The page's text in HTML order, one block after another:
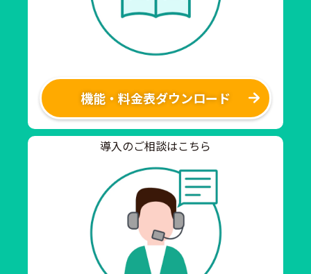
機能・料金表ダウンロード
導入のご相談はこちら